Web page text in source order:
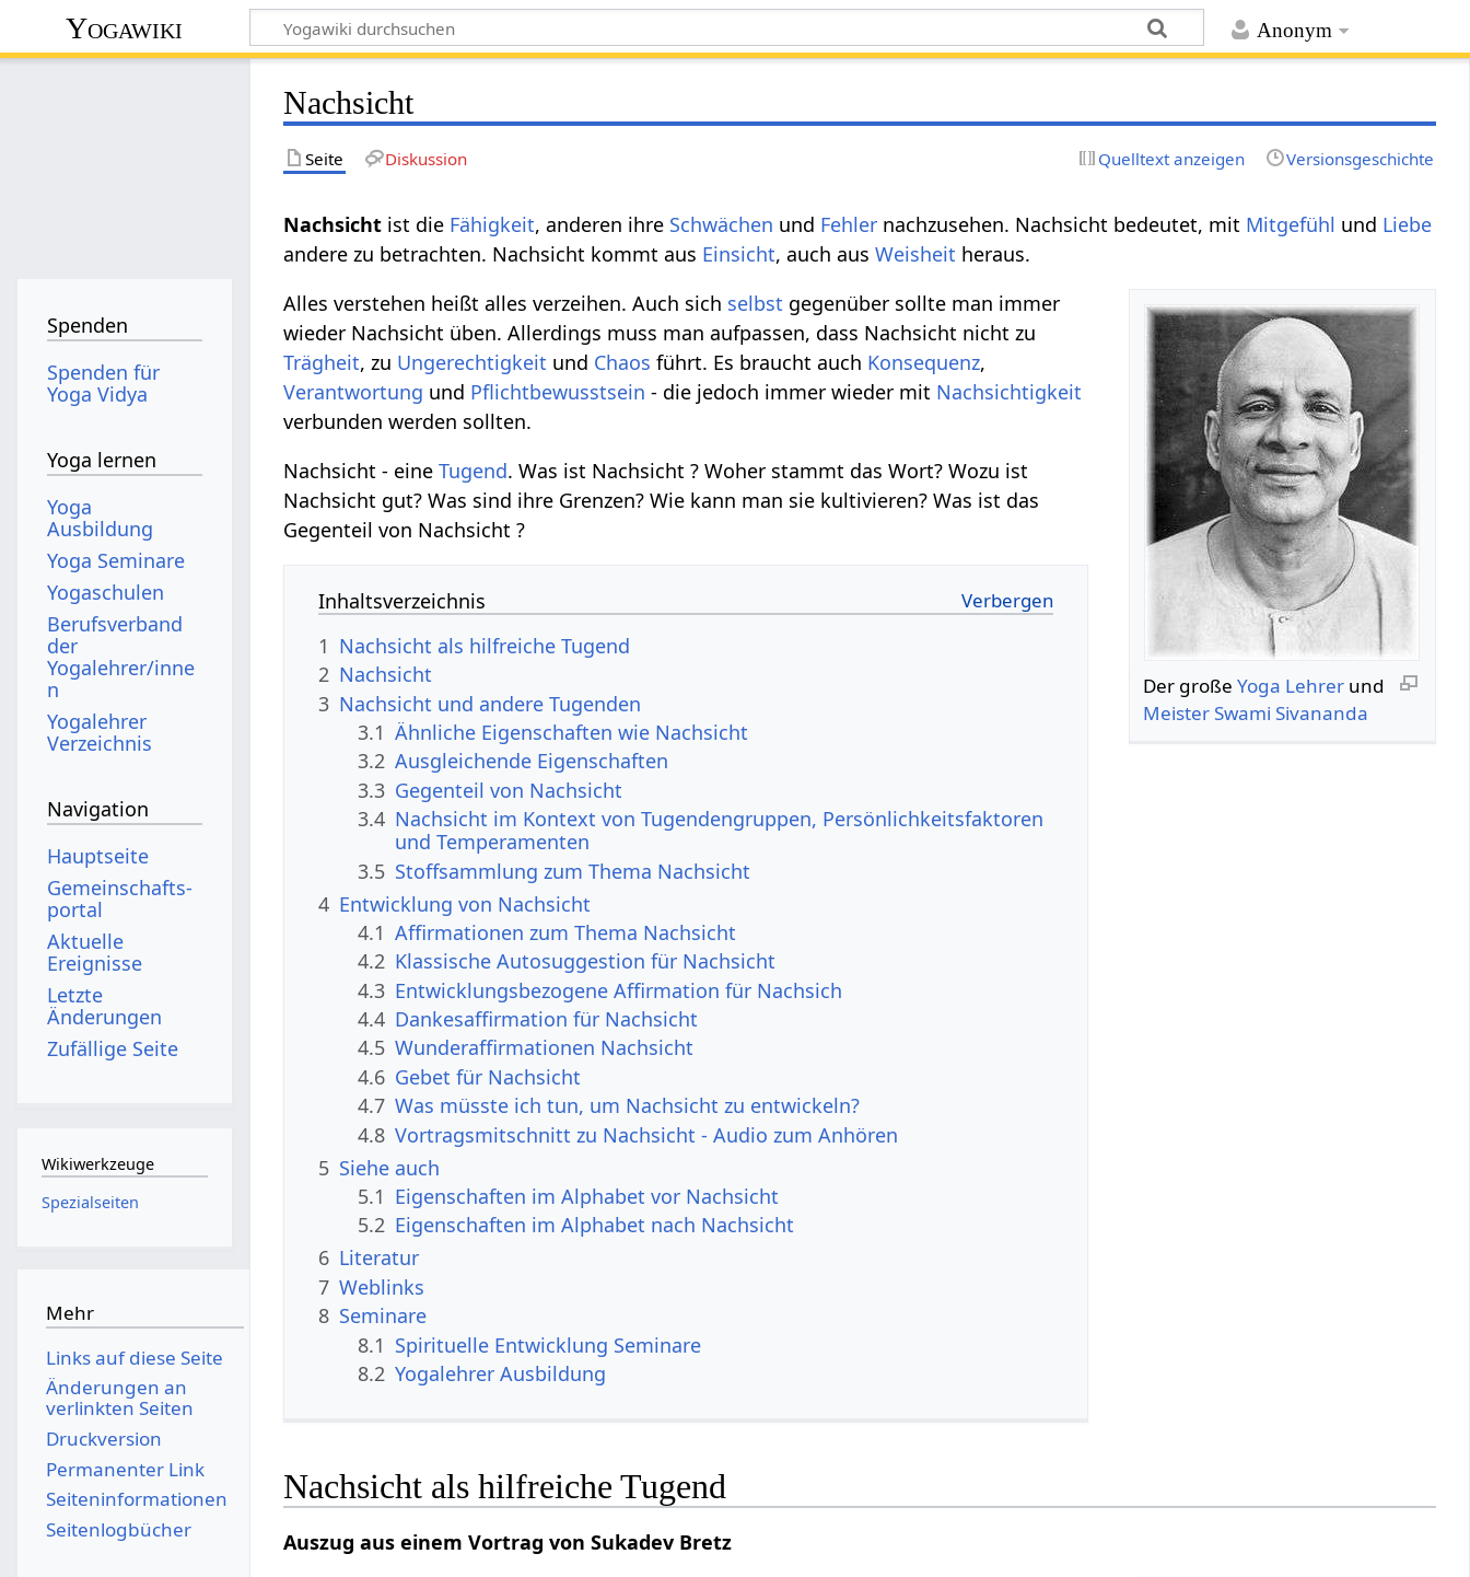
Anonym
Yogawiki
Nachsicht
Seite Diskussion Quelltext anzeigen Versionsgeschichte
Nachsicht ist die Fähigkeit, anderen ihre Schwächen und Fehler nachzusehen. Nachsicht bedeutet, mit Mitgefühl und Liebe
andere zu betrachten. Nachsicht kommt aus Einsicht, auch ausWeisheit heraus.
Der großeYoga Lehrer und
Meister Swami Sivananda
Alles verstehen heißt alles verzeihen. Auch sich selbst gegenüber sollte man immer
wieder Nachsicht üben. Allerdings muss man aufpassen, dass Nachsicht nicht zu
Trägheit, zu Ungerechtigkeit und Chaos führt. Es braucht auch Konsequenz,
Verantwortung und Pflichtbewusstsein - die jedoch immer wieder mit Nachsichtigkeit
verbunden werden sollten.
Nachsicht - eineTugend. Was ist Nachsicht ? Woher stammt das Wort? Wozu ist
Nachsicht gut? Was sind ihre Grenzen? Wie kann man sie kultivieren? Was ist das
Gegenteil von Nachsicht ?
Inhaltsverzeichnis
1 Nachsicht als hilfreiche Tugend
2 Nachsicht
3 Nachsicht und andere Tugenden
3.1 Ähnliche Eigenschaften wie Nachsicht
3.2 Ausgleichende Eigenschaften
3.3 Gegenteil von Nachsicht
3.4 Nachsicht im Kontext von Tugendengruppen, Persönlichkeitsfaktoren
und Temperamenten
3.5 Stoffsammlung zum Thema Nachsicht
4 Entwicklung von Nachsicht
4.1 Affirmationen zum Thema Nachsicht
4.2 Klassische Autosuggestion für Nachsicht
4.3 Entwicklungsbezogene Affirmation für Nachsich
4.4 Dankesaffirmation für Nachsicht
4.5 Wunderaffirmationen Nachsicht
4.6 Gebet für Nachsicht
4.7 Was müsste ich tun, um Nachsicht zu entwickeln?
4.8 Vortragsmitschnitt zu Nachsicht - Audio zum Anhören
5 Siehe auch
5.1 Eigenschaften im Alphabet vor Nachsicht
5.2 Eigenschaften im Alphabet nach Nachsicht
6 Literatur
7 Weblinks
8 Seminare
8.1 Spirituelle Entwicklung Seminare
8.2 Yogalehrer Ausbildung
Nachsicht als hilfreiche Tugend
Auszug aus einem Vortrag von Sukadev Bretz
Spenden
Spenden für
Yoga Vidya
Yoga lernen
Yoga
Ausbildung
Yoga Seminare
Yogaschulen
Berufsverband
der
Yogalehrer/inne
n
Yogalehrer
Verzeichnis
Navigation
Hauptseite
Gemeinschafts­
portal
Aktuelle
Ereignisse
Letzte
Änderungen
Zufällige Seite
Wikiwerkzeuge
Spezialseiten
Mehr
Links auf diese Seite
Änderungen an
verlinkten Seiten
Druckversion
Permanenter Link
Seiten­­informationen
Seitenlogbücher